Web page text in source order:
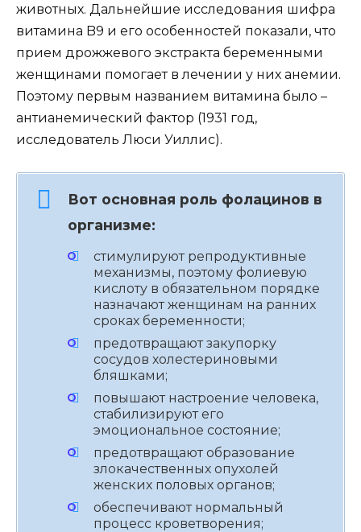
животных. Дальнейшие исследования шифра
витамина B9 и его особенностей показали, что
прием дрожжевого экстракта беременными
женщинами помогает в лечении у них анемии.
Поэтому первым названием витамина было –
антианемический фактор (1931 год,
исследователь Люси Уиллис).
Вот основная роль фолацинов в
организме:
стимулируют репродуктивные
механизмы, поэтому фолиевую
кислоту в обязательном порядке
назначают женщинам на ранних
сроках беременности;
предотвращают закупорку
сосудов холестериновыми
бляшками;
повышают настроение человека,
стабилизируют его
эмоциональное состояние;
предотвращают образование
злокачественных опухолей
женских половых органов;
обеспечивают нормальный
процесс кроветворения;